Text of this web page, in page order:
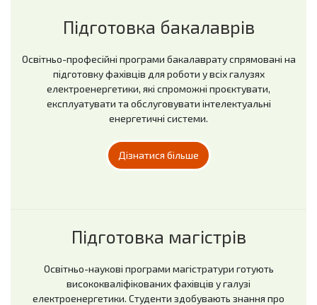
Підготовка бакалаврів
Освітньо-професійні програми бакалаврату спрямовані на
підготовку фахівців для роботи у всіх галузях
електроенергетики, які спроможні проєктувати,
експлуатувати та обслуговувати інтелектуальні
енергетичні системи.
Дізнатися більше
Підготовка магістрів
Освітньо-наукові програми магістратури готують
висококваліфікованих фахівців у галузі
електроенергетики. Студенти здобувають знання про